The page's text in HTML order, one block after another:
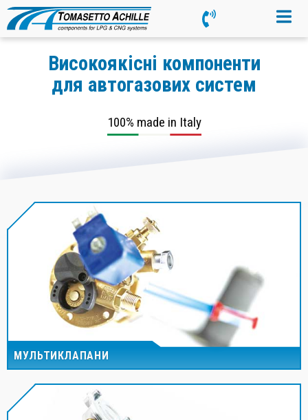
Високоякісні компоненти
для автогазових систем
100% made in Italy
МУЛЬТИКЛАПАНИ